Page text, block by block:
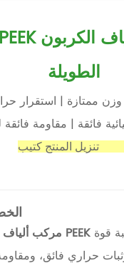
الطويلة
ممتازة | استقرار
فائقة | مقاومة فائقة
تنزيل المنتج
مركب ألياف الكربون الطويلة PEEK قوة
حراري فائق، ومقاومة